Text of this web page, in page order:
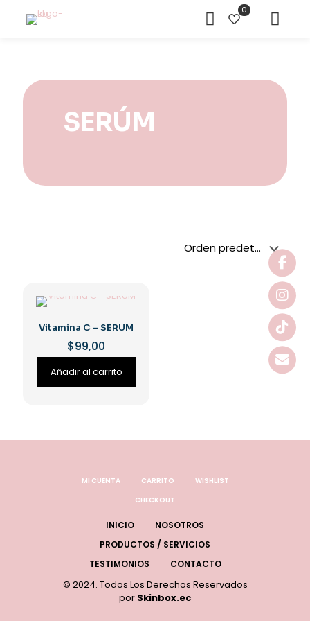
0
SERÚM
Vitamina C – SERUM
$99,00
Añadir al carrito
MI CUENTA CARRITO
WISHLIST
CHECKOUT
INICIO
NOSOTROS
PRODUCTOS / SERVICIOS
TESTIMONIOS
CONTACTO
© 2024. Todos Los Derechos Reservados
por Skinbox.ec